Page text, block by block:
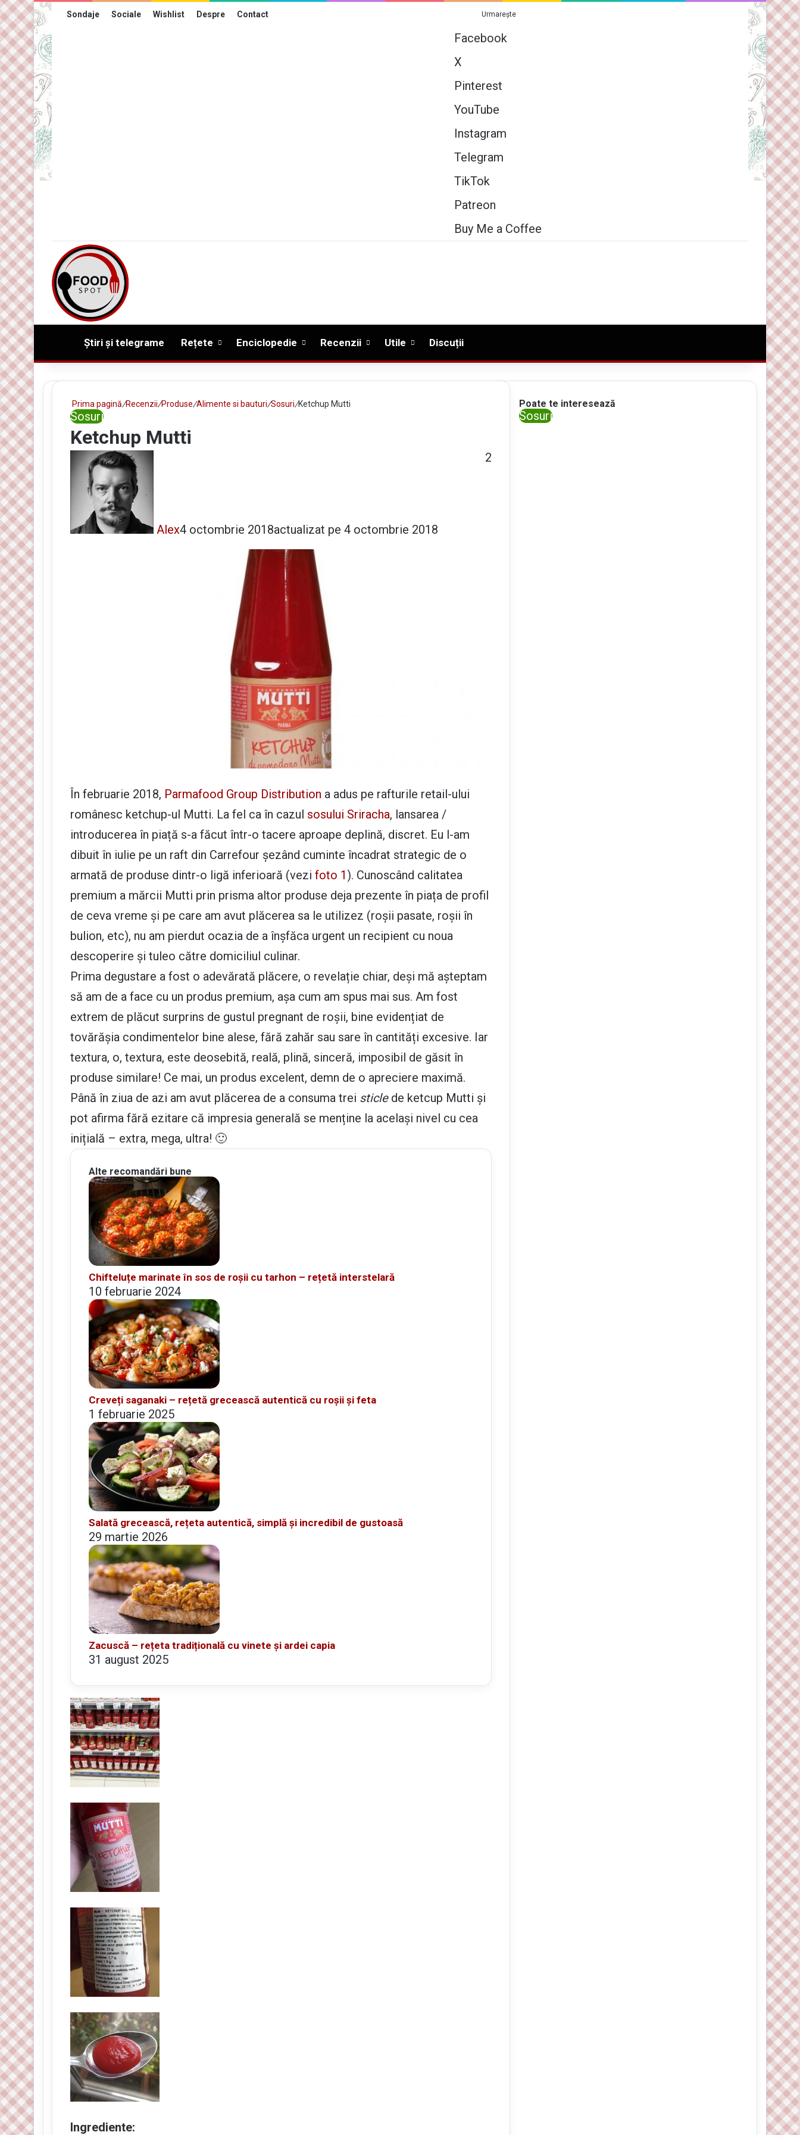
Sondaje Sociale Wishlist Despre Contact Urmarește
Facebook
X
Pinterest
YouTube
Instagram
Telegram
TikTok
Patreon
Buy Me a Coffee
Prima pagină
Știri și telegrame Rețete Enciclopedie Recenzii Utile Discuții Random Article
Caută ceva
Prima pagină/Recenzii/Produse/Alimente si bauturi/Sosuri/Ketchup Mutti
Sosuri
Ketchup Mutti
Alex4 octombrie 2018actualizat pe 4 octombrie 2018
2
În februarie 2018, Parmafood Group Distribution a adus pe rafturile retail-ului
românesc ketchup-ul Mutti. La fel ca în cazul sosului Sriracha, lansarea /
introducerea în piață s-a făcut într-o tacere aproape deplină, discret. Eu l-am
dibuit în iulie pe un raft din Carrefour șezând cuminte încadrat strategic de o
armată de produse dintr-o ligă inferioară (vezi foto 1). Cunoscând calitatea
premium a mărcii Mutti prin prisma altor produse deja prezente în piața de profil
de ceva vreme și pe care am avut plăcerea sa le utilizez (roșii pasate, roșii în
bulion, etc), nu am pierdut ocazia de a înșfăca urgent un recipient cu noua
descoperire și tuleo către domiciliul culinar.
Prima degustare a fost o adevărată plăcere, o revelație chiar, deși mă așteptam
să am de a face cu un produs premium, așa cum am spus mai sus. Am fost
extrem de plăcut surprins de gustul pregnant de roșii, bine evidențiat de
tovărășia condimentelor bine alese, fără zahăr sau sare în cantități excesive. Iar
textura, o, textura, este deosebită, reală, plină, sinceră, imposibil de găsit în
produse similare! Ce mai, un produs excelent, demn de o apreciere maximă.
Până în ziua de azi am avut plăcerea de a consuma trei sticlede ketcup Mutti și
pot afirma fără ezitare că impresia generală se menține la același nivel cu cea
inițială – extra, mega, ultra! 🙂
Alte recomandări bune
Chifteluțe marinate în sos de roșii cu tarhon – rețetă interstelară
10 februarie 2024
Creveți saganaki – rețetă grecească autentică cu roșii și feta
1 februarie 2025
Salată grecească, rețeta autentică, simplă și incredibil de gustoasă
29 martie 2026
Zacuscă – rețeta tradițională cu vinete și ardei capia
31 august 2025
Ingrediente:
Poate te interesează
C
Sosuri